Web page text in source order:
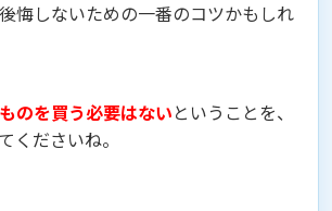
悔しないための一番のコツかもしれ
のを買う必要はないということを、
くださいね。